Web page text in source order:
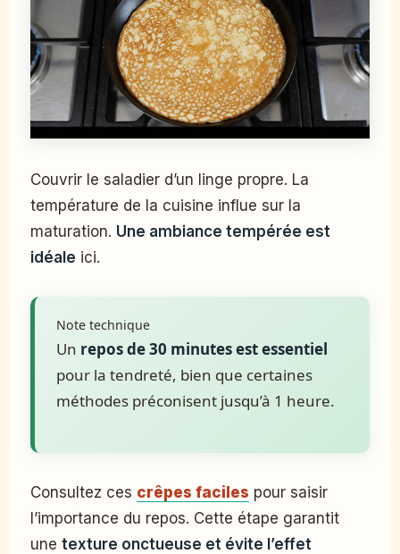
Couvrir le saladier d’un linge propre. La
température de la cuisine influe sur la
maturation. Une ambiance tempérée est
idéale ici.
Note technique
Un repos de 30 minutes est essentiel
pour la tendreté, bien que certaines
méthodes préconisent jusqu’à 1 heure.
Consultez ces crêpes faciles pour saisir
l’importance du repos. Cette étape garantit
une texture onctueuse et évite l’effet